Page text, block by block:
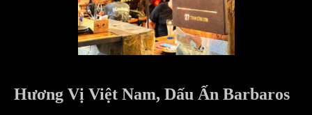
Hương Vị Việt Nam, Dấu Ấn Barbaros